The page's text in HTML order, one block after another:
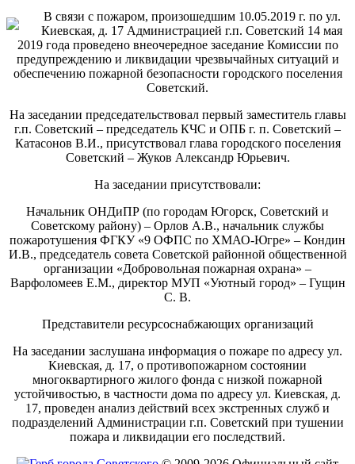
В связи с пожаром, произошедшим 10.05.2019 г. по ул.
Киевская, д. 17 Администрацией г.п. Советский 14 мая
2019 года проведено внеочередное заседание Комиссии по
предупреждению и ликвидации чрезвычайных ситуаций и
обеспечению пожарной безопасности городского поселения
Советский.
На заседании председательствовал первый заместитель главы
г.п. Советский – председатель КЧС и ОПБ г. п. Советский –
Катасонов В.И., присутствовал глава городского поселения
Советский – Жуков Александр Юрьевич.
На заседании присутствовали:
Начальник ОНДиПР (по городам Югорск, Советский и
Советскому району) – Орлов А.В., начальник службы
пожаротушения ФГКУ «9 ОФПС по ХМАО-Югре» – Кондин
И.В., председатель совета Советской районной общественной
организации «Добровольная пожарная охрана» –
Варфоломеев Е.М., директор МУП «Уютный город» – Гущин
С. В.
Представители ресурсоснабжающих организаций
На заседании заслушана информация о пожаре по адресу ул.
Киевская, д. 17, о противопожарном состоянии
многоквартирного жилого фонда с низкой пожарной
устойчивостью, в частности дома по адресу ул. Киевская, д.
17, проведен анализ действий всех экстренных служб и
подразделений Администрации г.п. Советский при тушении
пожара и ликвидации его последствий.